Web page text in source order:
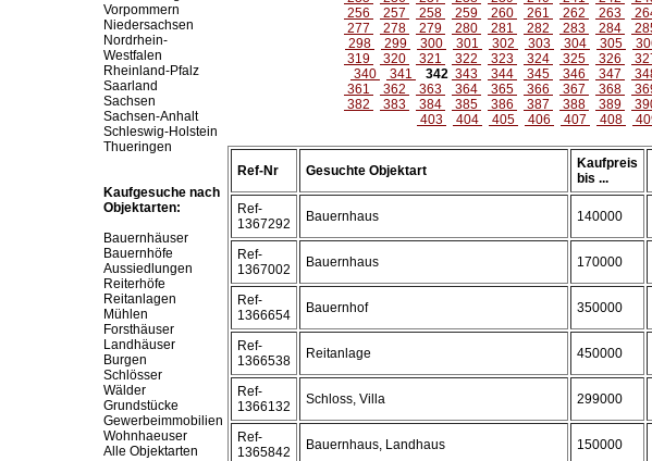
Vorpommern
Niedersachsen
Nordrhein-
Westfalen
Rheinland-Pfalz
Saarland
Sachsen
Sachsen-Anhalt
Schleswig-Holstein
Thueringen
Kaufgesuche nach
Objektarten:
Bauernhäuser
Bauernhöfe
Aussiedlungen
Reiterhöfe
Reitanlagen
Mühlen
Forsthäuser
Landhäuser
Burgen
Schlösser
Wälder
Grundstücke
Gewerbeimmobilien
Wohnhaeuser
Alle Objektarten
256
257 258 259 260 261 262 263
277
278 279 280 281 282 283 284
298
299 300 301 302 303 304 305
319
320 321 322 323 324 325 326
340
341 342 343 344 345 346 347
361
362 363 364 365 366 367 368
382
383 384 385 386 387 388 389
403
404 405 406 407 408
Ref-Nr Gesuchte Objektart
Kaufpreis
bis ...
Ref-
1367292
Bauernhaus 140000
Ref-
1367002
Bauernhaus 170000
Ref-
1366654
Bauernhof 350000
Ref-
1366538
Reitanlage 450000
Ref-
1366132
Schloss, Villa 299000
Ref-
1365842
Bauernhaus, Landhaus 150000